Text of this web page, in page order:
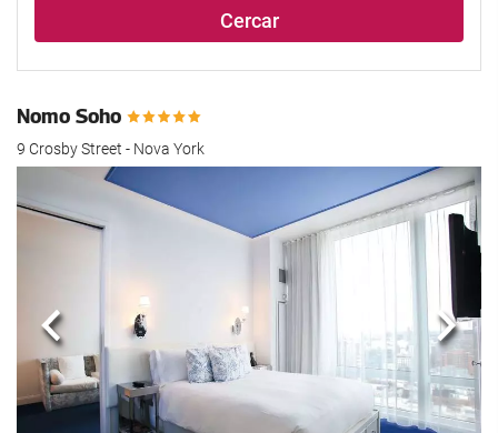
Cercar
Nomo Soho
9 Crosby Street - Nova York
Anterior